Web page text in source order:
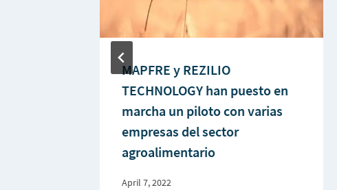
MAPFRE y REZILIO
TECHNOLOGY han puesto en
marcha un piloto con varias
empresas del sector
agroalimentario
April 7, 2022